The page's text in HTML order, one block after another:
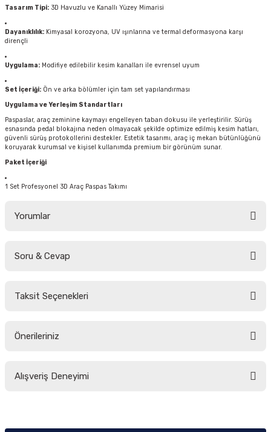
Tasarım Tipi: 3D Havuzlu ve Kanallı Yüzey Mimarisi
Dayanıklılık: Kimyasal korozyona, UV ışınlarına ve termal deformasyona karşı
dirençli
Uygulama: Modifiye edilebilir kesim kanalları ile evrensel uyum
Set İçeriği: Ön ve arka bölümler için tam set yapılandırması
Uygulama ve Yerleşim Standartları
Paspaslar, araç zeminine kaymayı engelleyen taban dokusu ile yerleştirilir. Sürüş
esnasında pedal blokajına neden olmayacak şekilde optimize edilmiş kesim hatları,
güvenli sürüş protokollerini destekler. Estetik tasarımı, araç iç mekan bütünlüğünü
koruyarak kurumsal ve kişisel kullanımda premium bir görünüm sunar.
Paket İçeriği
1 Set Profesyonel 3D Araç Paspas Takımı
Yorumlar
Soru & Cevap
Taksit Seçenekleri
Önerileriniz
yetersiz gördüğünüz noktaları öneri formunu kullanarak tarafımıza
Alışveriş Deneyimi
Sitemize ilk yorumu siz yapın!